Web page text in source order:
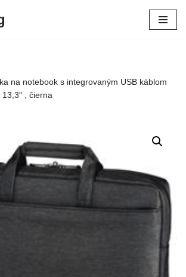
na notebook s integrovaným USB káblom
, čierna